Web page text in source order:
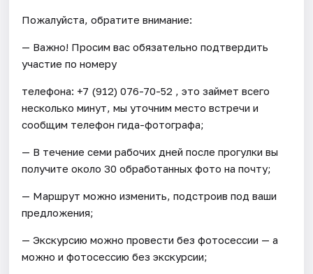
Пожалуйста, обратите внимание:
— Важно! Просим вас обязательно подтвердить
участие по номеру
телефона: +7 (912) 076-70-52 , это займет всего
несколько минут, мы уточним место встречи и
сообщим телефон гида-фотографа;
— В течение семи рабочих дней после прогулки вы
получите около 30 обработанных фото на почту;
— Маршрут можно изменить, подстроив под ваши
предложения;
— Экскурсию можно провести без фотосессии — а
можно и фотосессию без экскурсии;